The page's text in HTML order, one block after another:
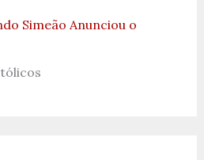
Simeão Anunciou o